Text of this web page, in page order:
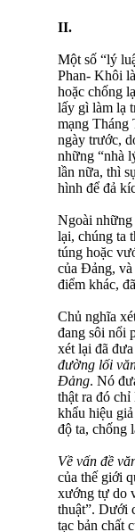
II.
Một số “lý
Phan- Khôi
hoặc chống
lấy gì làm lạ
mạng Tháng
ngày trước,
những “nhà
lần nữa, thì
hình để đả
Ngoài những
lại, chúng ta
túng hoặc
của Đảng, và
điểm khác,
Chủ nghĩa
đang sôi nổi
xét lại đã
đường lối
Đảng. Nó
thật ra đó
khẩu hiệu
độ ta, chống
Về vấn đề
của thế giới
xướng tự do
thuật”. Dưới
tạc bản chất